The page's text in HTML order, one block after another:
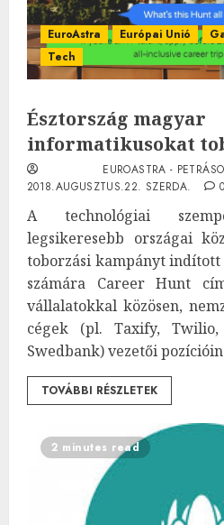
EuroAstra Európai Unió
Tech
Észtország magyar
informatikusokat
EUROASTRA -
2018.AUGUSZTUS.22. SZERDA.
0
A technológiai
legsikeresebb országai
toborzási kampányt
számára Career Hunt
vállalatokkal közösen,
cégek (pl. Taxify,
Swedbank) vezetői
TOVÁBBI RÉSZLETEK
2 minutes read